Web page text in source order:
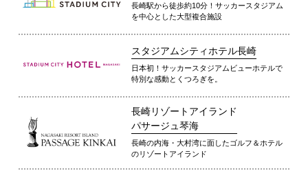
長崎駅から徒歩約10分！サッカースタジアム
を中心とした大型複合施設
スタジアムシティホテル長崎
日本初！サッカースタジアムビューホテルで
特別な感動とくつろぎを。
長崎リゾートアイランド
パサージュ琴海
長崎の内海・大村湾に面したゴルフ＆ホテル
のリゾートアイランド